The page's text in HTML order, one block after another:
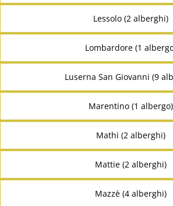
Lessolo (2 alberghi)
Lombardore (1
Luserna San Giovanni (9
Marentino (1 albergo)
Mathi (2 alberghi)
Mattie (2 alberghi)
Mazzè (4 alberghi)